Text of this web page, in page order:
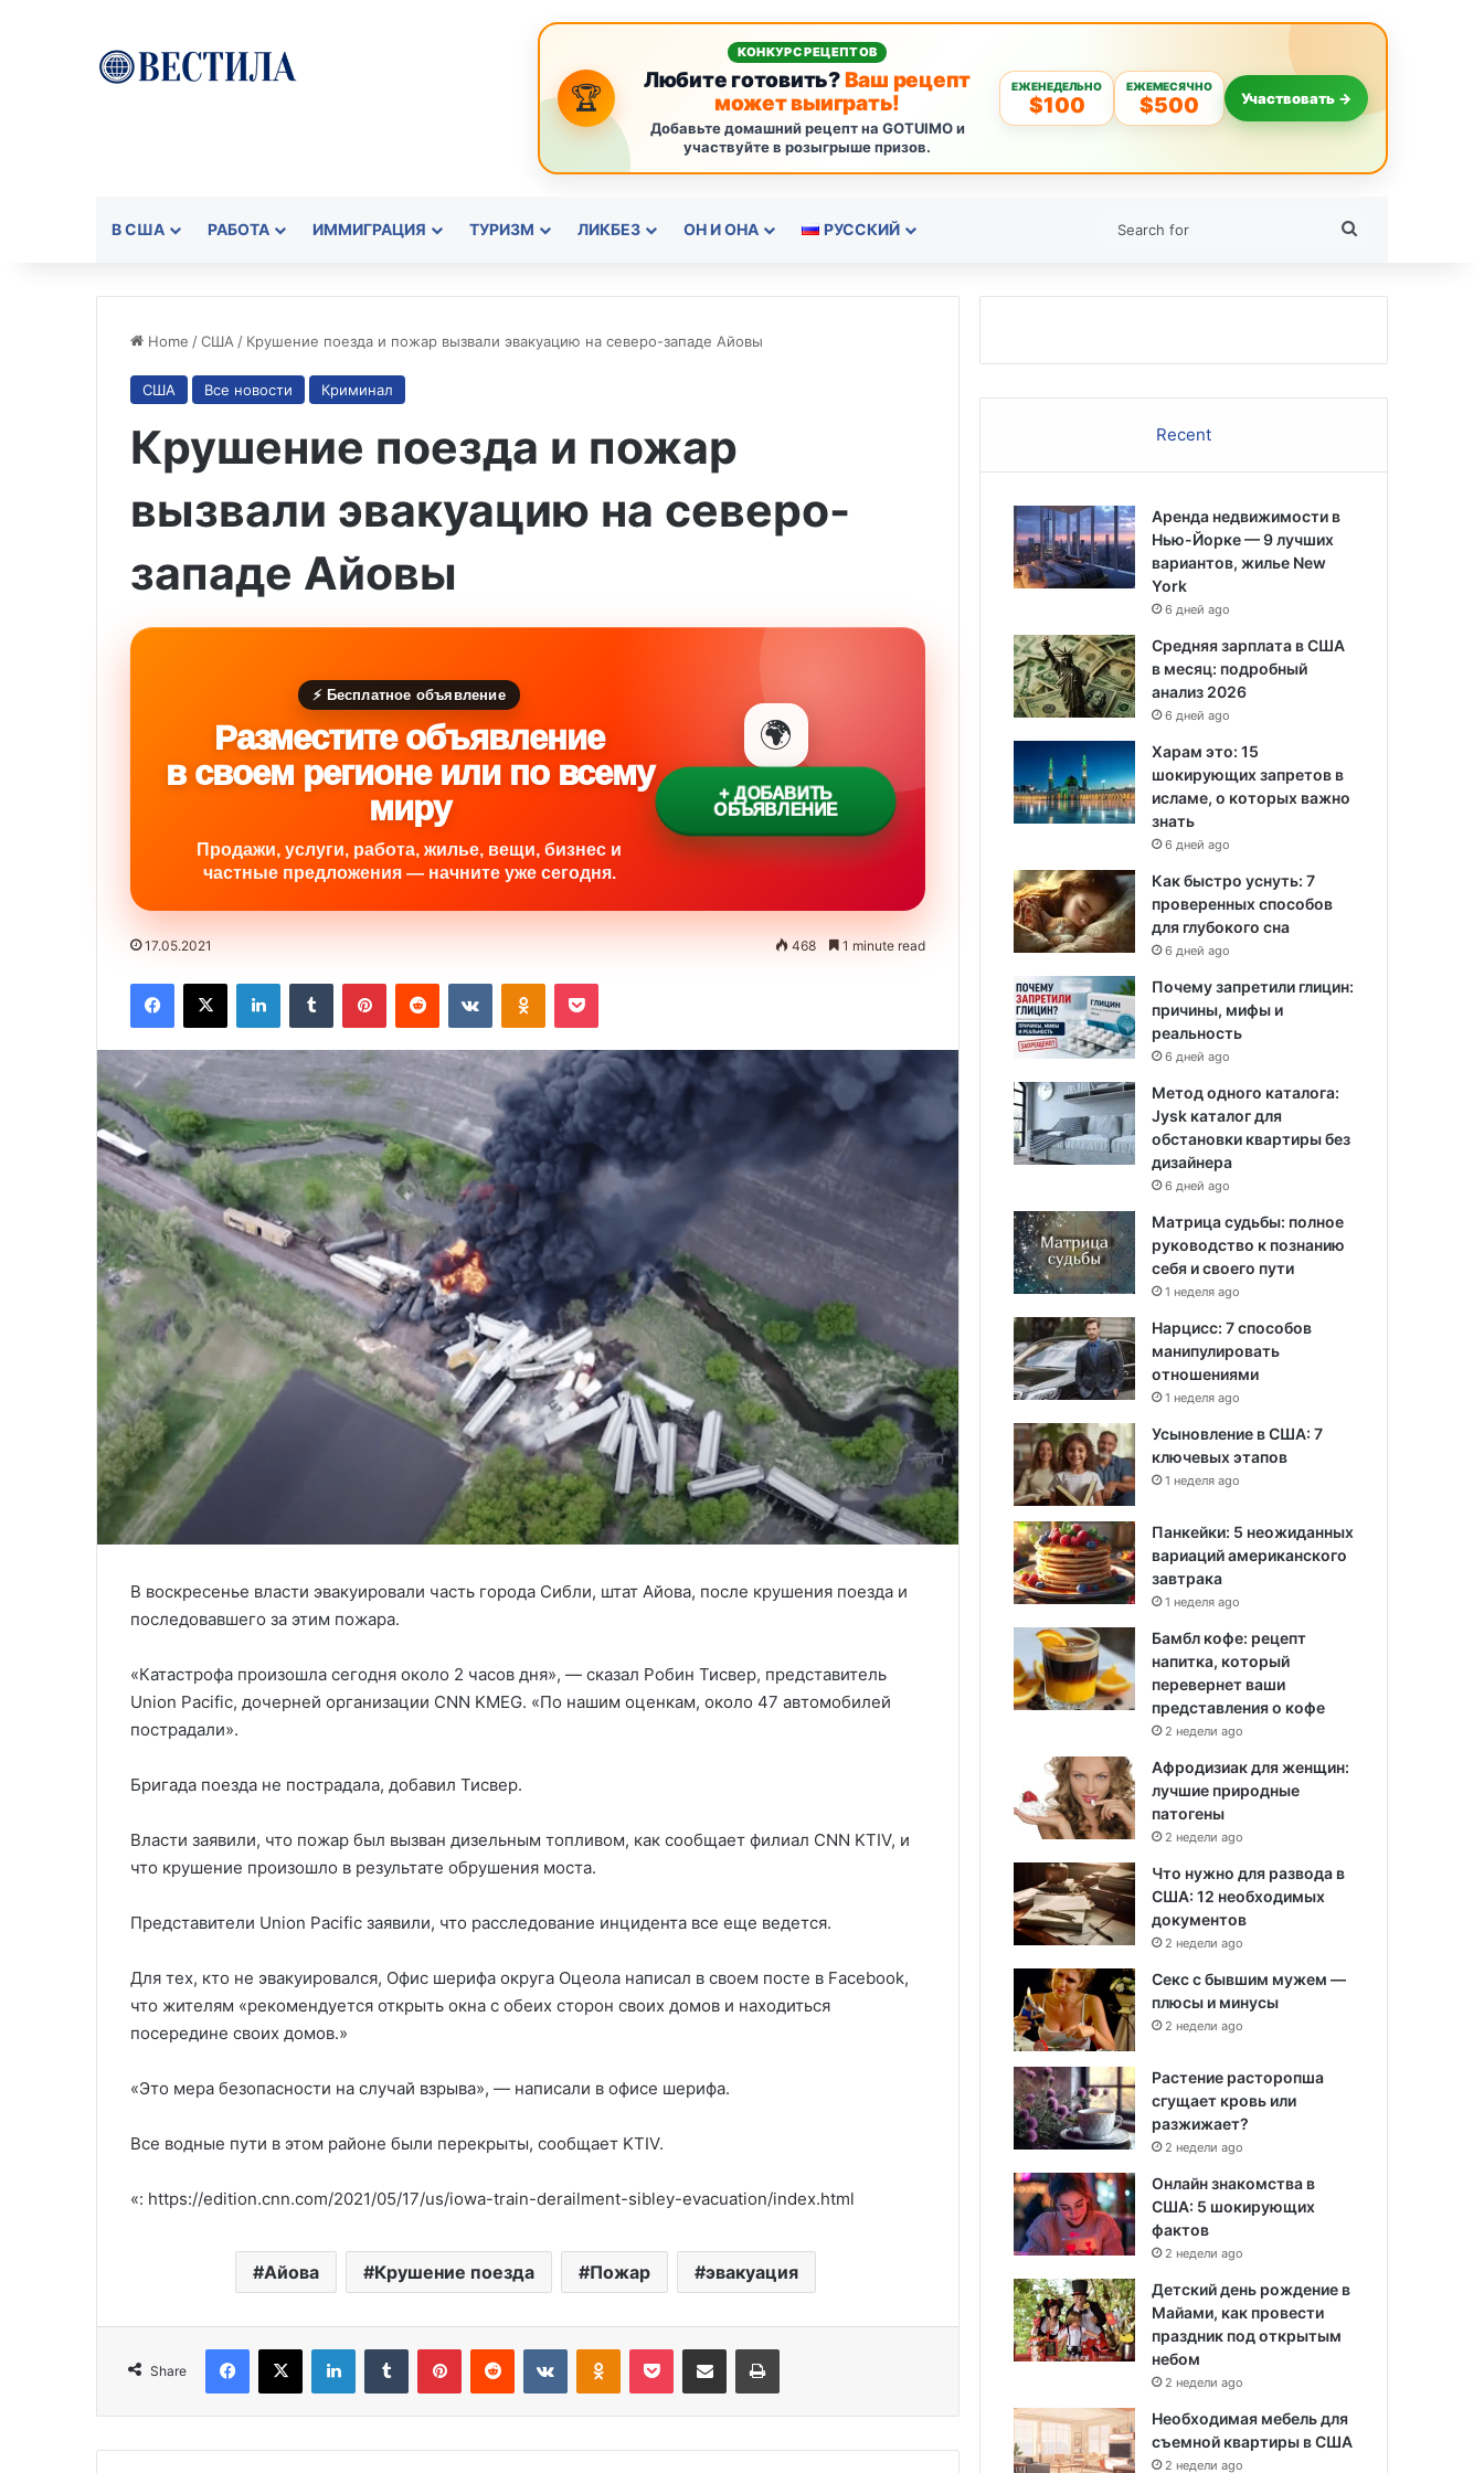
🏆
КОНКУРС РЕЦЕПТОВ
Любите готовить?Ваш рецепт
может выиграть!
Добавьте домашний рецепт на GOTUIMO и
участвуйте в розыгрыше призов.
ЕЖЕНЕДЕЛЬНО
$100
ЕЖЕМЕСЯЧНО
$500 Участвовать →
В США РАБОТА ИММИГРАЦИЯ ТУРИЗМ ЛИКБЕЗ ОН И ОНА РУССКИЙ
Home /США / Крушение поезда и пожар вызвали эвакуацию на северо-западе Айовы
США Все новости Криминал
Крушение поезда и пожар
вызвали эвакуацию на северо-
западе Айовы
⚡ Бесплатное объявление
Разместите объявление
в своем регионе или по всему
миру
Продажи, услуги, работа, жилье, вещи, бизнес и
частные предложения — начните уже сегодня.
🌍
+ ДОБАВИТЬ
ОБЪЯВЛЕНИЕ
17.05.2021 468 1 minute read
В воскресенье власти эвакуировали часть города Сибли, штат Айова, после крушения поезда и
последовавшего за этим пожара.
«Катастрофа произошла сегодня около 2 часов дня», — сказал Робин Тисвер, представитель
Union Pacific, дочерней организации CNN KMEG. «По нашим оценкам, около 47 автомобилей
пострадали».
Бригада поезда не пострадала, добавил Тисвер.
Власти заявили, что пожар был вызван дизельным топливом, как сообщает филиал CNN KTIV, и
что крушение произошло в результате обрушения моста.
Представители Union Pacific заявили, что расследование инцидента все еще ведется.
Для тех, кто не эвакуировался, Офис шерифа округа Оцеола написал в своем посте в Facebook,
что жителям «рекомендуется открыть окна с обеих сторон своих домов и находиться
посередине своих домов.»
«Это мера безопасности на случай взрыва», — написали в офисе шерифа.
Все водные пути в этом районе были перекрыты, сообщает KTIV.
«: https://edition.cnn.com/2021/05/17/us/iowa-train-derailment-sibley-evacuation/index.html
Айова Крушение поезда Пожар эвакуация
Share
Удивительные факты о Флориде
Серийные убийцы США: 5
Пляжный домик в Северной
Каролине, где Билл Гейтс и его
проводили долгие выходные, теперь
Recent
Аренда недвижимости в
Нью-Йорке — 9 лучших
вариантов, жилье New
York
6 дней ago
Средняя зарплата в США
в месяц: подробный
анализ 2026
6 дней ago
Харам это: 15
шокирующих запретов в
исламе, о которых важно
знать
6 дней ago
Как быстро уснуть: 7
проверенных способов
для глубокого сна
6 дней ago
Почему запретили глицин:
причины, мифы и
реальность
6 дней ago
Метод одного каталога:
Jysk каталог для
обстановки квартиры без
дизайнера
6 дней ago
Матрица судьбы: полное
руководство к познанию
себя и своего пути
1 неделя ago
Нарцисс: 7 способов
манипулировать
отношениями
1 неделя ago
Усыновление в США: 7
ключевых этапов
1 неделя ago
Панкейки: 5 неожиданных
вариаций американского
завтрака
1 неделя ago
Бамбл кофе: рецепт
напитка, который
перевернет ваши
представления о кофе
2 недели ago
Афродизиак для женщин:
лучшие природные
патогены
2 недели ago
Что нужно для развода в
США: 12 необходимых
документов
2 недели ago
Секс с бывшим мужем —
плюсы и минусы
2 недели ago
Растение расторопша
сгущает кровь или
разжижает?
2 недели ago
Онлайн знакомства в
США: 5 шокирующих
фактов
2 недели ago
Детский день рождение в
Майами, как провести
праздник под открытым
небом
2 недели ago
Необходимая мебель для
съемной квартиры в США
2 недели ago